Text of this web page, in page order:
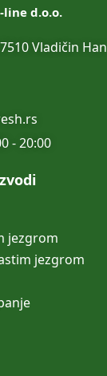
d.o.o.
Vladičin Han
- 20:00
jezgrom
jezgrom